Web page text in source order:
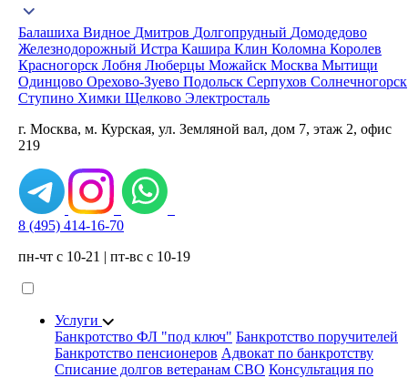
Балашиха Видное Дмитров Долгопрудный Домодедово
Железнодорожный Истра Кашира Клин Коломна Королев
Красногорск Лобня Люберцы Можайск Москва Мытищи
Одинцово Орехово-Зуево Подольск Серпухов Солнечногорск
Ступино Химки Щелково Электросталь
г. Москва, м. Курская, ул. Земляной вал, дом 7, этаж 2, офис
219
8 (495) 414-16-70
пн-чт с 10-21 | пт-вс с 10-19
Услуги
Банкротство ФЛ "под ключ" Банкротство поручителей
Банкротство пенсионеров Адвокат по банкротству
Списание долгов ветеранам СВО Консультация по